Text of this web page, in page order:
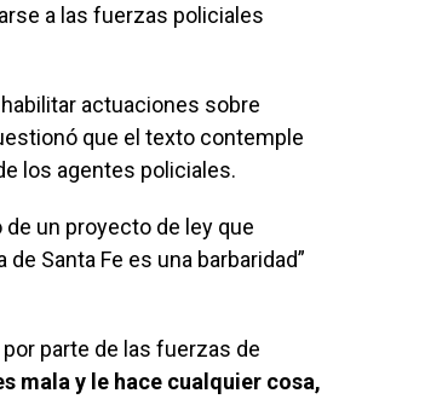
a las fuerzas policiales
habilitar actuaciones sobre
que el texto contemple
los agentes policiales.
de un proyecto de ley que
Santa Fe es una barbaridad”
parte de las fuerzas de
mala y le hace cualquier cosa,